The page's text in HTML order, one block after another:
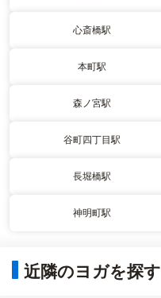
心斎橋駅
本町駅
森ノ宮駅
谷町四丁目駅
長堀橋駅
神明町駅
近隣のヨガを探す